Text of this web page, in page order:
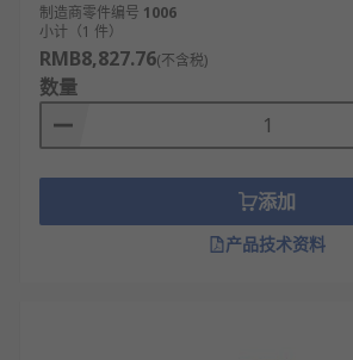
制造商零件编号 1006
小计（1 件）
RMB8,827.76(不含税)
数量
添加
产品技术资料